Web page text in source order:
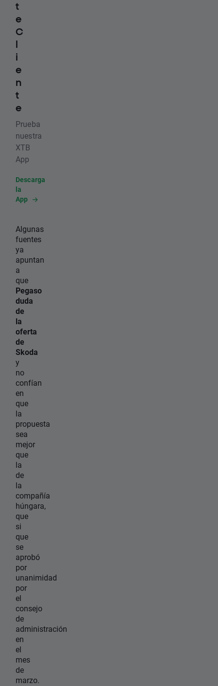
t
e
C
l
i
e
n
t
e
Prueba
nuestra
XTB
App
Descarga
la
App
Algunas
fuentes
ya
apuntan
a
que
Pegaso
duda
de
la
oferta
de
Skoda
y
no
confían
en
que
la
propuesta
sea
mejor
que
la
de
la
compañía
húngara,
que
si
que
se
aprobó
por
unanimidad
por
el
consejo
de
administración
en
el
mes
de
marzo.